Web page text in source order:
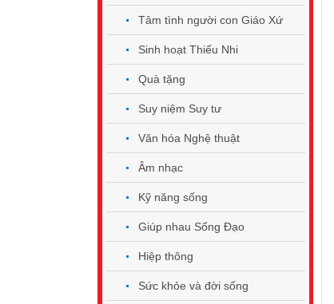
Tâm tình người con Giáo Xứ
Sinh hoạt Thiếu Nhi
Quà tặng
Suy niệm Suy tư
Văn hóa Nghệ thuật
Âm nhạc
Kỹ năng sống
Giúp nhau Sống Đạo
Hiệp thông
Sức khỏe và đời sống